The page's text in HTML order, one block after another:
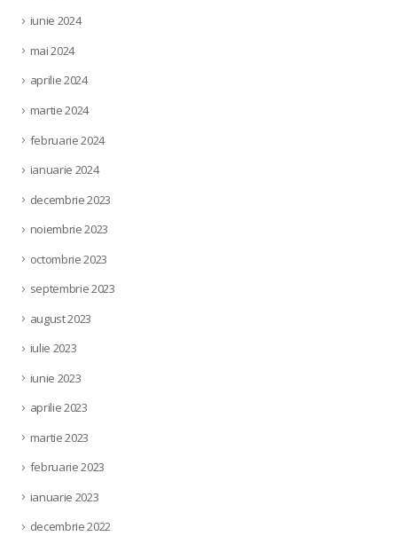
iunie 2024
mai 2024
aprilie 2024
martie 2024
februarie 2024
ianuarie 2024
decembrie 2023
noiembrie 2023
octombrie 2023
septembrie 2023
august 2023
iulie 2023
iunie 2023
aprilie 2023
martie 2023
februarie 2023
ianuarie 2023
decembrie 2022